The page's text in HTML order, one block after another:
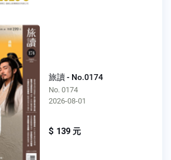
旅讀 - No.0174
No. 0174
2026-08-01
$ 139 元